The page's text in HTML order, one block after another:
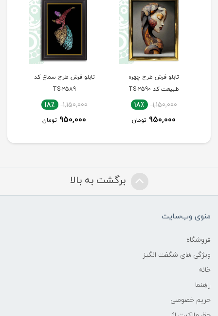
تابلو فرش طرح سماع کد
TS-2589
1,150,000 18٪
950,000 تومان
تابلو فرش طرح پله‌های
سعادت کد TS-2588
1,700,000 18٪
1,400,000 تومان
برگشت به بالا
منوی وب‌سایت
فروشگاه
ویژگی های شگفت انگیز
خانه
راهنما
حریم خصوصی